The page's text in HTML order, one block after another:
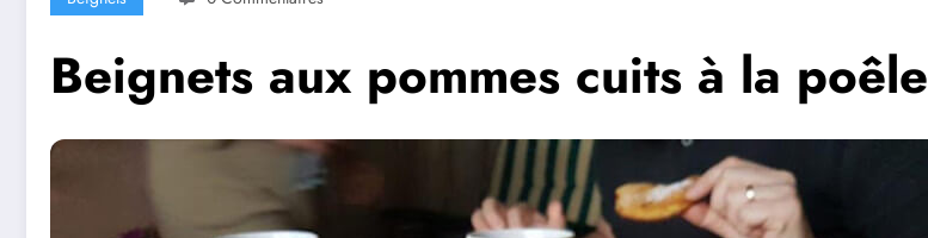
Beignets aux pommes cuits à la poêle